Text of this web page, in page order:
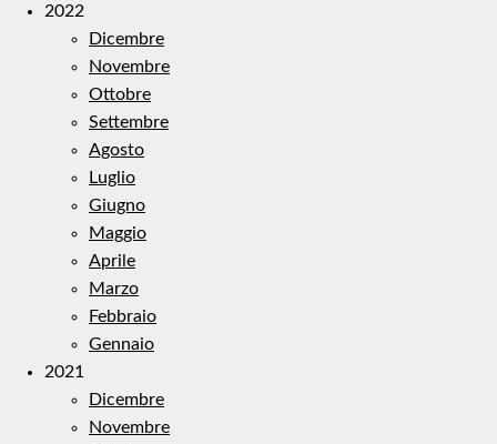
2022
Dicembre
Novembre
Ottobre
Settembre
Agosto
Luglio
Giugno
Maggio
Aprile
Marzo
Febbraio
Gennaio
2021
Dicembre
Novembre